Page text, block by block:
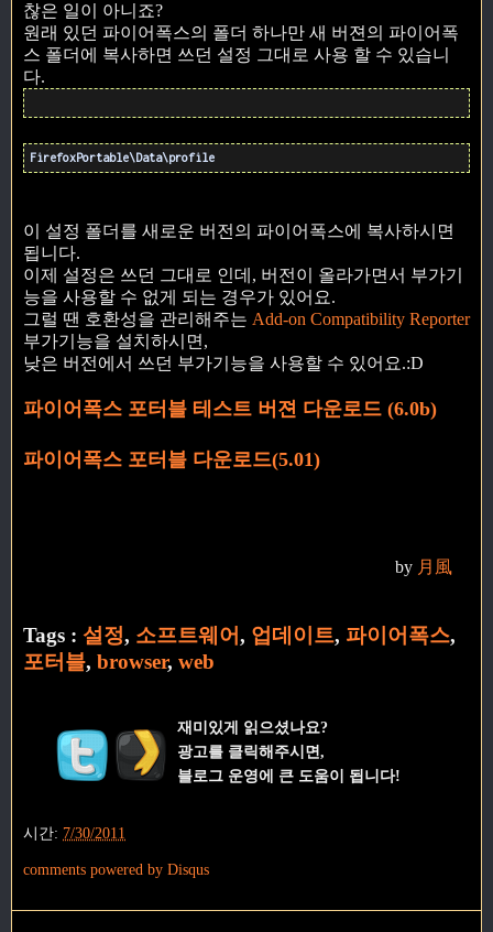
찮은 일이 아니죠?
원래 있던 파이어폭스의 폴더 하나만 새 버젼의 파이어폭
스 폴더에 복사하면 쓰던 설정 그대로 사용 할 수 있습니
다.
FirefoxPortable\Data\profile
이 설정 폴더를 새로운 버전의 파이어폭스에 복사하시면
됩니다.
이제 설정은 쓰던 그대로 인데, 버전이 올라가면서 부가기
능을 사용할 수 없게 되는 경우가 있어요.
그럴 땐 호환성을 관리해주는 Add-on Compatibility Reporter
부가기능을 설치하시면,
낮은 버전에서 쓰던 부가기능을 사용할 수 있어요.:D
파이어폭스 포터블 테스트 버젼 다운로드 (6.0b)
파이어폭스 포터블 다운로드(5.01)
by 月風
Tags : 설정, 소프트웨어, 업데이트, 파이어폭스,
포터블, browser, web
재미있게 읽으셨나요?
광고를 클릭해주시면,
블로그 운영에 큰 도움이 됩니다!
시간: 7/30/2011
comments powered by Disqus